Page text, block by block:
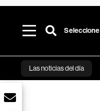
Las noticias del día